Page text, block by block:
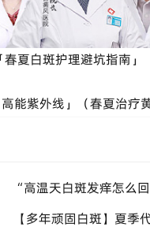
夏白斑护理避坑指南」
能紫外线」（春夏治疗